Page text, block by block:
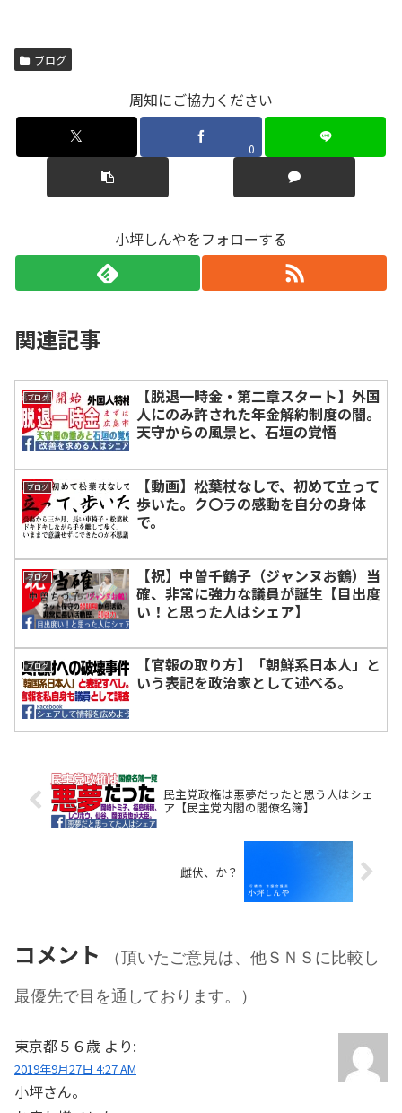
ブログ
周知にご協力ください
0
小坪しんやをフォローする
関連記事
ブログ
【脱退一時金・第二章スタート】外国
人にのみ許された年金解約制度の闇。
天守からの風景と、石垣の覚悟
ブログ
【動画】松葉杖なしで、初めて立って
歩いた。ク〇ラの感動を自分の身体
で。
ブログ
【祝】中曽千鶴子（ジャンヌお鶴）当
確、非常に強力な議員が誕生【目出度
い！と思った人はシェア】
ブログ
【官報の取り方】「朝鮮系日本人」と
いう表記を政治家として述べる。
民主党政権は悪夢だったと思う人はシェ
ア【民主党内閣の閣僚名簿】
雌伏、か？
コメント
（頂いたご意見は、他ＳＮＳに比較し
最優先で目を通しております。）
東京都５６歳 より:
2019年9月27日 4:27 AM
小坪さん。